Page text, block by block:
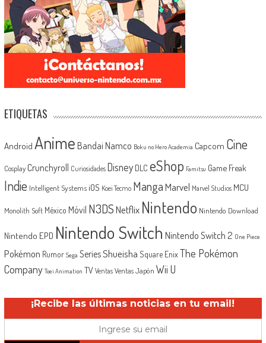
ETIQUETAS
Android Anime Bandai Namco Boku no Hero Academia Capcom Cine
Cosplay Crunchyroll Curiosidades Disney DLC eShop Famitsu Game Freak
Indie Intelligent Systems iOS Koei Tecmo MangaMarvel Marvel Studios MCU
Monolith Soft México Móvil N3DSNetflix Nintendo Nintendo Download
Nintendo EPD Nintendo Switch Nintendo Switch 2 One Piece
Pokémon Rumor Sega SeriesShueisha Square EnixThe Pokémon
Company Toei Animation TV Ventas Ventas Japón Wii U
¡Recibe las últimas noticias en tu email!